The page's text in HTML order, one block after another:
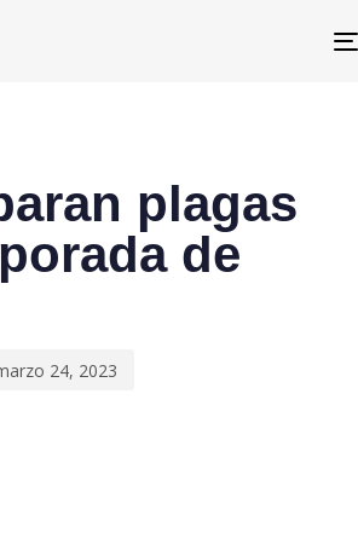
plagas
de
24, 2023